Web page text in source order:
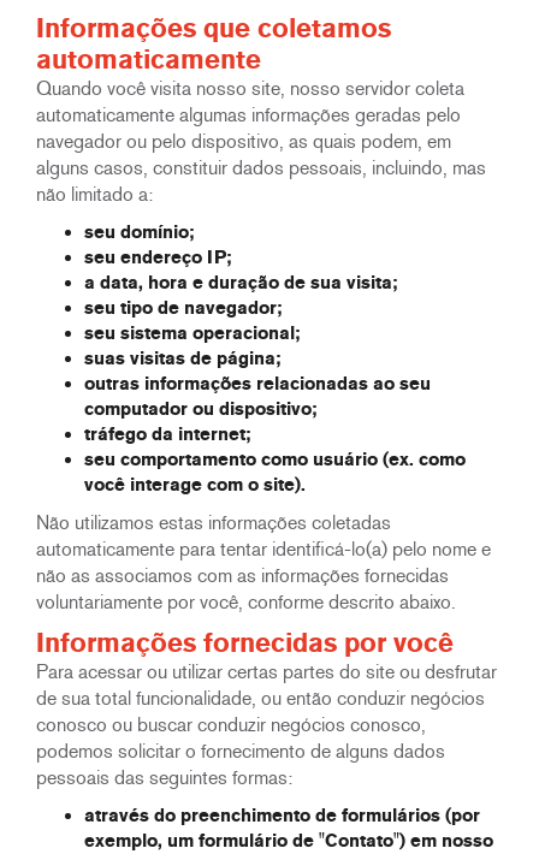
Informações que coletamos
automaticamente
Quando você visita nosso site, nosso servidor coleta
automaticamente algumas informações geradas pelo
navegador ou pelo dispositivo, as quais podem, em
alguns casos, constituir dados pessoais, incluindo, mas
não limitado a:
seu domínio;
seu endereço IP;
a data, hora e duração de sua visita;
seu tipo de navegador;
seu sistema operacional;
suas visitas de página;
outras informações relacionadas ao seu
computador ou dispositivo;
tráfego da internet;
seu comportamento como usuário (ex. como
você interage com o site).
Não utilizamos estas informações coletadas
automaticamente para tentar identificá-lo(a) pelo nome e
não as associamos com as informações fornecidas
voluntariamente por você, conforme descrito abaixo.
Informações fornecidas por você
Para acessar ou utilizar certas partes do site ou desfrutar
de sua total funcionalidade, ou então conduzir negócios
conosco ou buscar conduzir negócios conosco,
podemos solicitar o fornecimento de alguns dados
pessoais das seguintes formas:
através do preenchimento de formulários (por
exemplo, um formulário de "Contato") em nosso